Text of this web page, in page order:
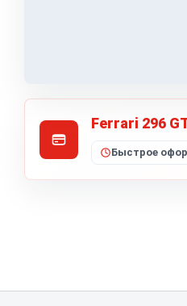
Ferrari 296
Быстрое